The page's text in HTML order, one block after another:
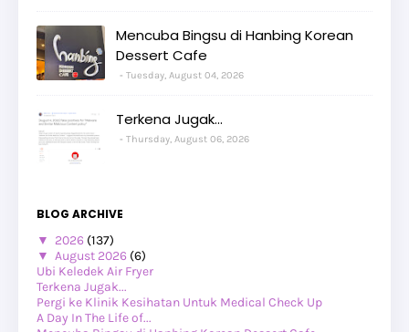
Mencuba Bingsu di Hanbing Korean
Dessert Cafe
Tuesday, August 04, 2026
Terkena Jugak...
Thursday, August 06, 2026
BLOG ARCHIVE
▼ 2026 (137)
▼ August 2026 (6)
Ubi Keledek Air Fryer
Terkena Jugak...
Pergi ke Klinik Kesihatan Untuk Medical Check Up
A Day In The Life of...